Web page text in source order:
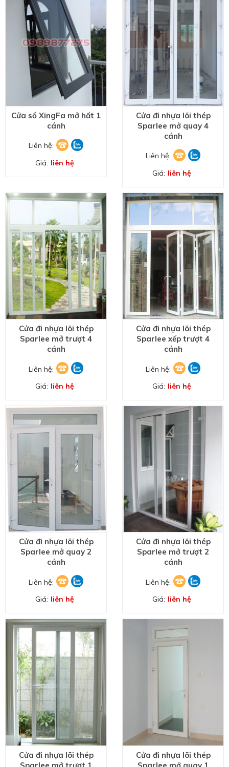
Cửa sổ XingFa mở hất 1
cánh
Liên hệ:
Giá: liên hệ
Cửa đi nhựa lõi thép
Sparlee mở quay 4
cánh
Liên hệ:
Giá: liên hệ
Cửa đi nhựa lõi thép
Sparlee mở trượt 4
cánh
Liên hệ:
Giá: liên hệ
Cửa đi nhựa lõi thép
Sparlee xếp trượt 4
cánh
Liên hệ:
Giá: liên hệ
Cửa đi nhựa lõi thép
Sparlee mở quay 2
cánh
Liên hệ:
Giá: liên hệ
Cửa đi nhựa lõi thép
Sparlee mở trượt 2
cánh
Liên hệ:
Giá: liên hệ
Cửa đi nhựa lõi thép
Cửa đi nhựa lõi thép